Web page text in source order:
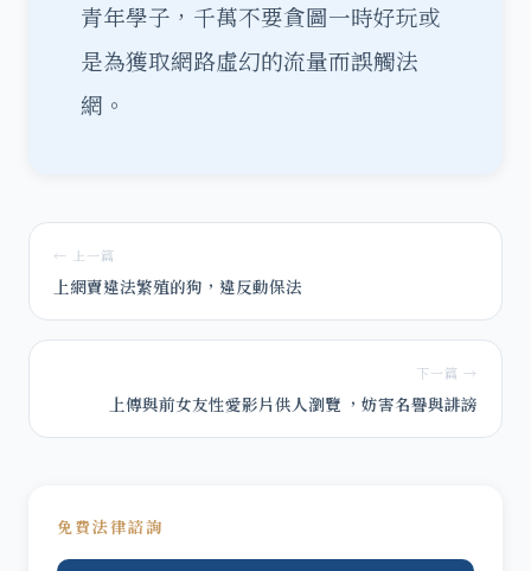
青年學子，千萬不要貪圖一時好玩或
是為獲取網路虛幻的流量而誤觸法
網。
← 上一篇
上網賣違法繁殖的狗，違反動保法
下一篇 →
上傳與前女友性愛影片供人瀏覽 ，妨害名譽與誹謗
免費法律諮詢